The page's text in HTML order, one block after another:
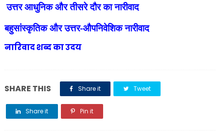
उत्तर आधुनिक और तीसरे दौर का नारीवाद
बहुसांस्कृतिक और उत्तर-औपनिवेशिक नारीवाद
नारिवाद शब्द का उदय
SHARE THIS Share it Tweet
Share it Pin it